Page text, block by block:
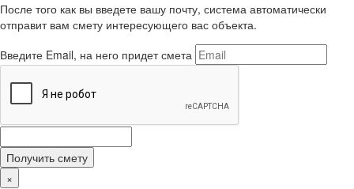
После того как вы введете вашу почту, система автоматически
отправит вам смету интересующего вас объекта.
Введите Email, на него придет смета
Получить смету
×